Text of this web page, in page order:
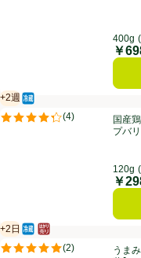
400g
価格
￥
国産鶏肉使用サラダチキン
+2週
賞味・消費期限保証：2週間
冷蔵食品
(4)
評価は4件のレビューで5点
国産
プバ
120g
価格
￥
うまみ和豚 国産豚肉ばらう
+2日
賞味・消費期限保証：2日
冷蔵食品
はかり売り（不定貫）
(2)
評価は2件のレビューで5点
うま